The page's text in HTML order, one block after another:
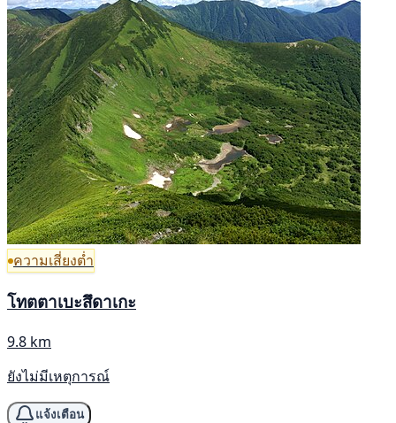
ความเสี่ยงต่ำ
โทตตาเบะสึดาเกะ
9.8 km
ยังไม่มีเหตุการณ์
แจ้งเตือน